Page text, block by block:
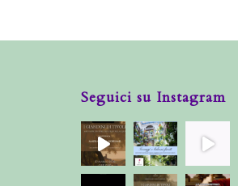
Seguici su Instagram